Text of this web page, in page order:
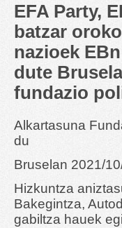
EFA Party,
batzar
nazioek
dute
fundazio
Alkartasuna
du
Bruselan 2021/
Hizkuntza
Bakegintza,
gabiltza hauek